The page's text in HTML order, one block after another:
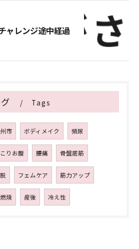
レンジ途中経過
Tags
市 ボディメイク 頻尿
りお腹 腰痛 骨盤底筋
フェムケア 筋力アップ
焼 産後 冷え性
い合わせはこちら